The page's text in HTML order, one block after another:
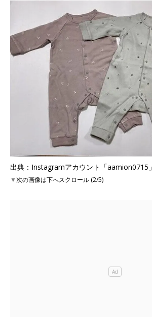
出典：Instagramアカウント「aamion0715」
▼次の画像は下へスクロール (2/5)